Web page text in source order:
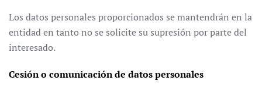
Los datos personales proporcionados se mantendrán en la
entidad en tanto no se solicite su supresión por parte del
interesado.
Cesión o comunicación de datos personales